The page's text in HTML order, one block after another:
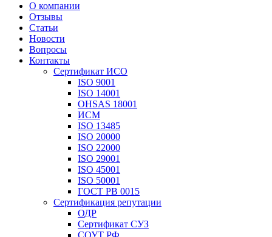
О компании
Отзывы
Статьи
Новости
Вопросы
Контакты
Сертификат ИСО
ISO 9001
ISO 14001
OHSAS 18001
ИСМ
ISO 13485
ISO 20000
ISO 22000
ISO 29001
ISO 45001
ISO 50001
ГОСТ РВ 0015
Сертификация репутации
ОДР
Сертификат СУЗ
СОУТ РФ